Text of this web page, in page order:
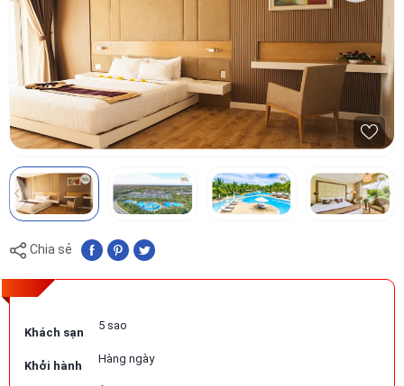
Chia sẻ
Khách sạn
5 sao
Khởi hành
Hàng ngày